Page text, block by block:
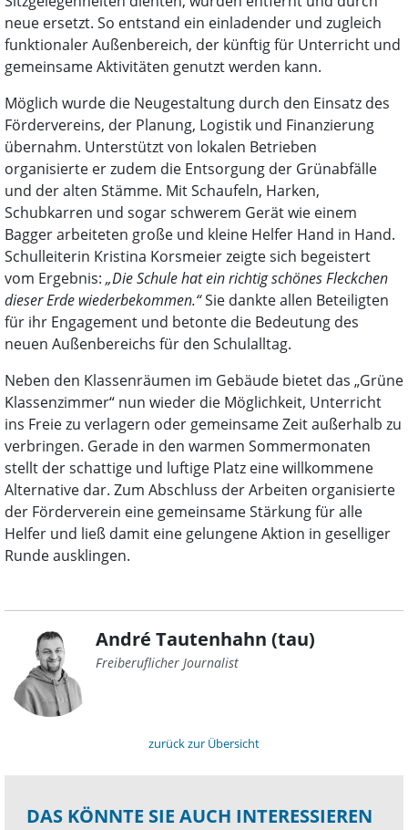
neue ersetzt. So entstand ein einladender und zugleich
funktionaler Außenbereich, der künftig für Unterricht und
gemeinsame Aktivitäten genutzt werden kann.
Möglich wurde die Neugestaltung durch den Einsatz des
Fördervereins, der Planung, Logistik und Finanzierung
übernahm. Unterstützt von lokalen Betrieben
organisierte er zudem die Entsorgung der Grünabfälle
und der alten Stämme. Mit Schaufeln, Harken,
Schubkarren und sogar schwerem Gerät wie einem
Bagger arbeiteten große und kleine Helfer Hand in Hand.
Schulleiterin Kristina Korsmeier zeigte sich begeistert
vom Ergebnis: „Die Schule hat ein richtig schönes Fleckchen
dieser Erde wiederbekommen.“Sie dankte allen Beteiligten
für ihr Engagement und betonte die Bedeutung des
neuen Außenbereichs für den Schulalltag.
Neben den Klassenräumen im Gebäude bietet das „Grüne
Klassenzimmer“ nun wieder die Möglichkeit, Unterricht
ins Freie zu verlagern oder gemeinsame Zeit außerhalb zu
verbringen. Gerade in den warmen Sommermonaten
stellt der schattige und luftige Platz eine willkommene
Alternative dar. Zum Abschluss der Arbeiten organisierte
der Förderverein eine gemeinsame Stärkung für alle
Helfer und ließ damit eine gelungene Aktion in geselliger
Runde ausklingen.
André Tautenhahn (tau)
Freiberuflicher Journalist
zurück zur Übersicht
DAS KÖNNTE SIE AUCH INTERESSIEREN